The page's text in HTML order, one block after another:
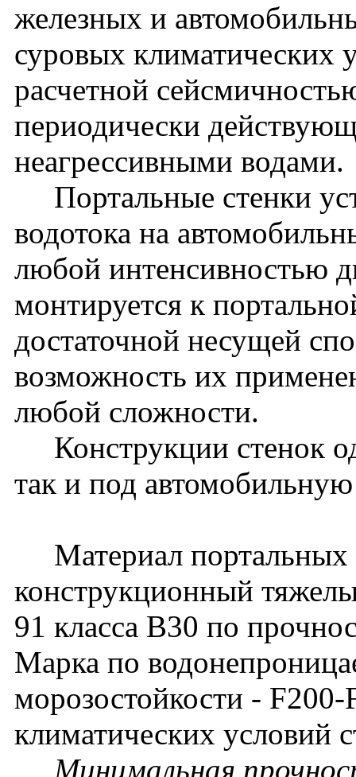
железных и
суровых климатических
расчетной
периодически
неагрессивными водами.
Портальные стенки
водотока на
любой интенсивностью
монтируется к
достаточной несущей
возможность их
любой сложности.
Конструкции стенок
так и под
Материал портальных
конструкционный
91 класса В30 по
Марка по
морозостойкости - F200-
климатических условий
Минимальная